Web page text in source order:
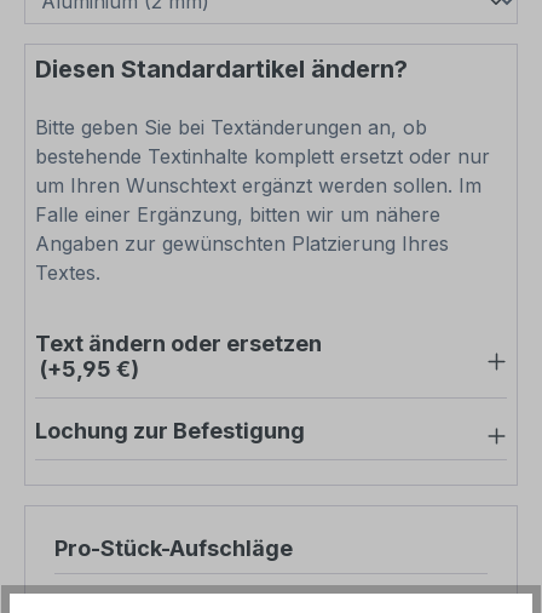
Diesen Standardartikel ändern?
Bitte geben Sie bei Textänderungen an, ob
bestehende Textinhalte komplett ersetzt oder nur
um Ihren Wunschtext ergänzt werden sollen. Im
Falle einer Ergänzung, bitten wir um nähere
Angaben zur gewünschten Platzierung Ihres
Textes.
Text ändern oder ersetzen
(+5,95 €)
Lochung zur Befestigung
Pro-Stück-Aufschläge